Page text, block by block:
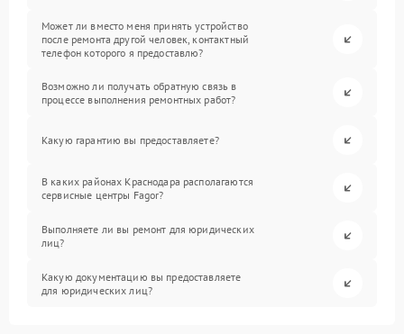
Может ли вместо меня принять устройство
после ремонта другой человек, контактный
телефон которого я предоставлю?
Возможно ли получать обратную связь в
процессе выполнения ремонтных работ?
Какую гарантию вы предоставляете?
В каких районах Краснодара располагаются
сервисные центры Fagor?
Выполняете ли вы ремонт для юридических
лиц?
Какую документацию вы предоставляете
для юридических лиц?